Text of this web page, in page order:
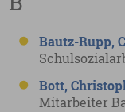
Bautz-Rupp,
Bott,
Mitarbeiter